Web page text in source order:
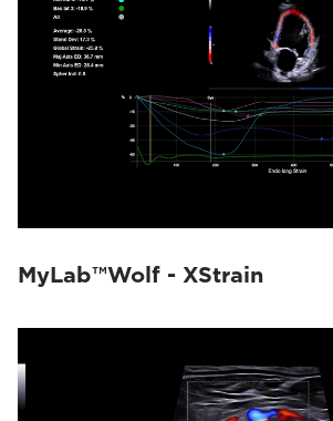
MyLab™Wolf - XStrain